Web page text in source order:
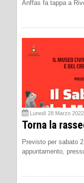
Anffas fa tappa a
Lunedì 28 Marzo 2022
Torna la
Previsto per sabato
appuntamento,